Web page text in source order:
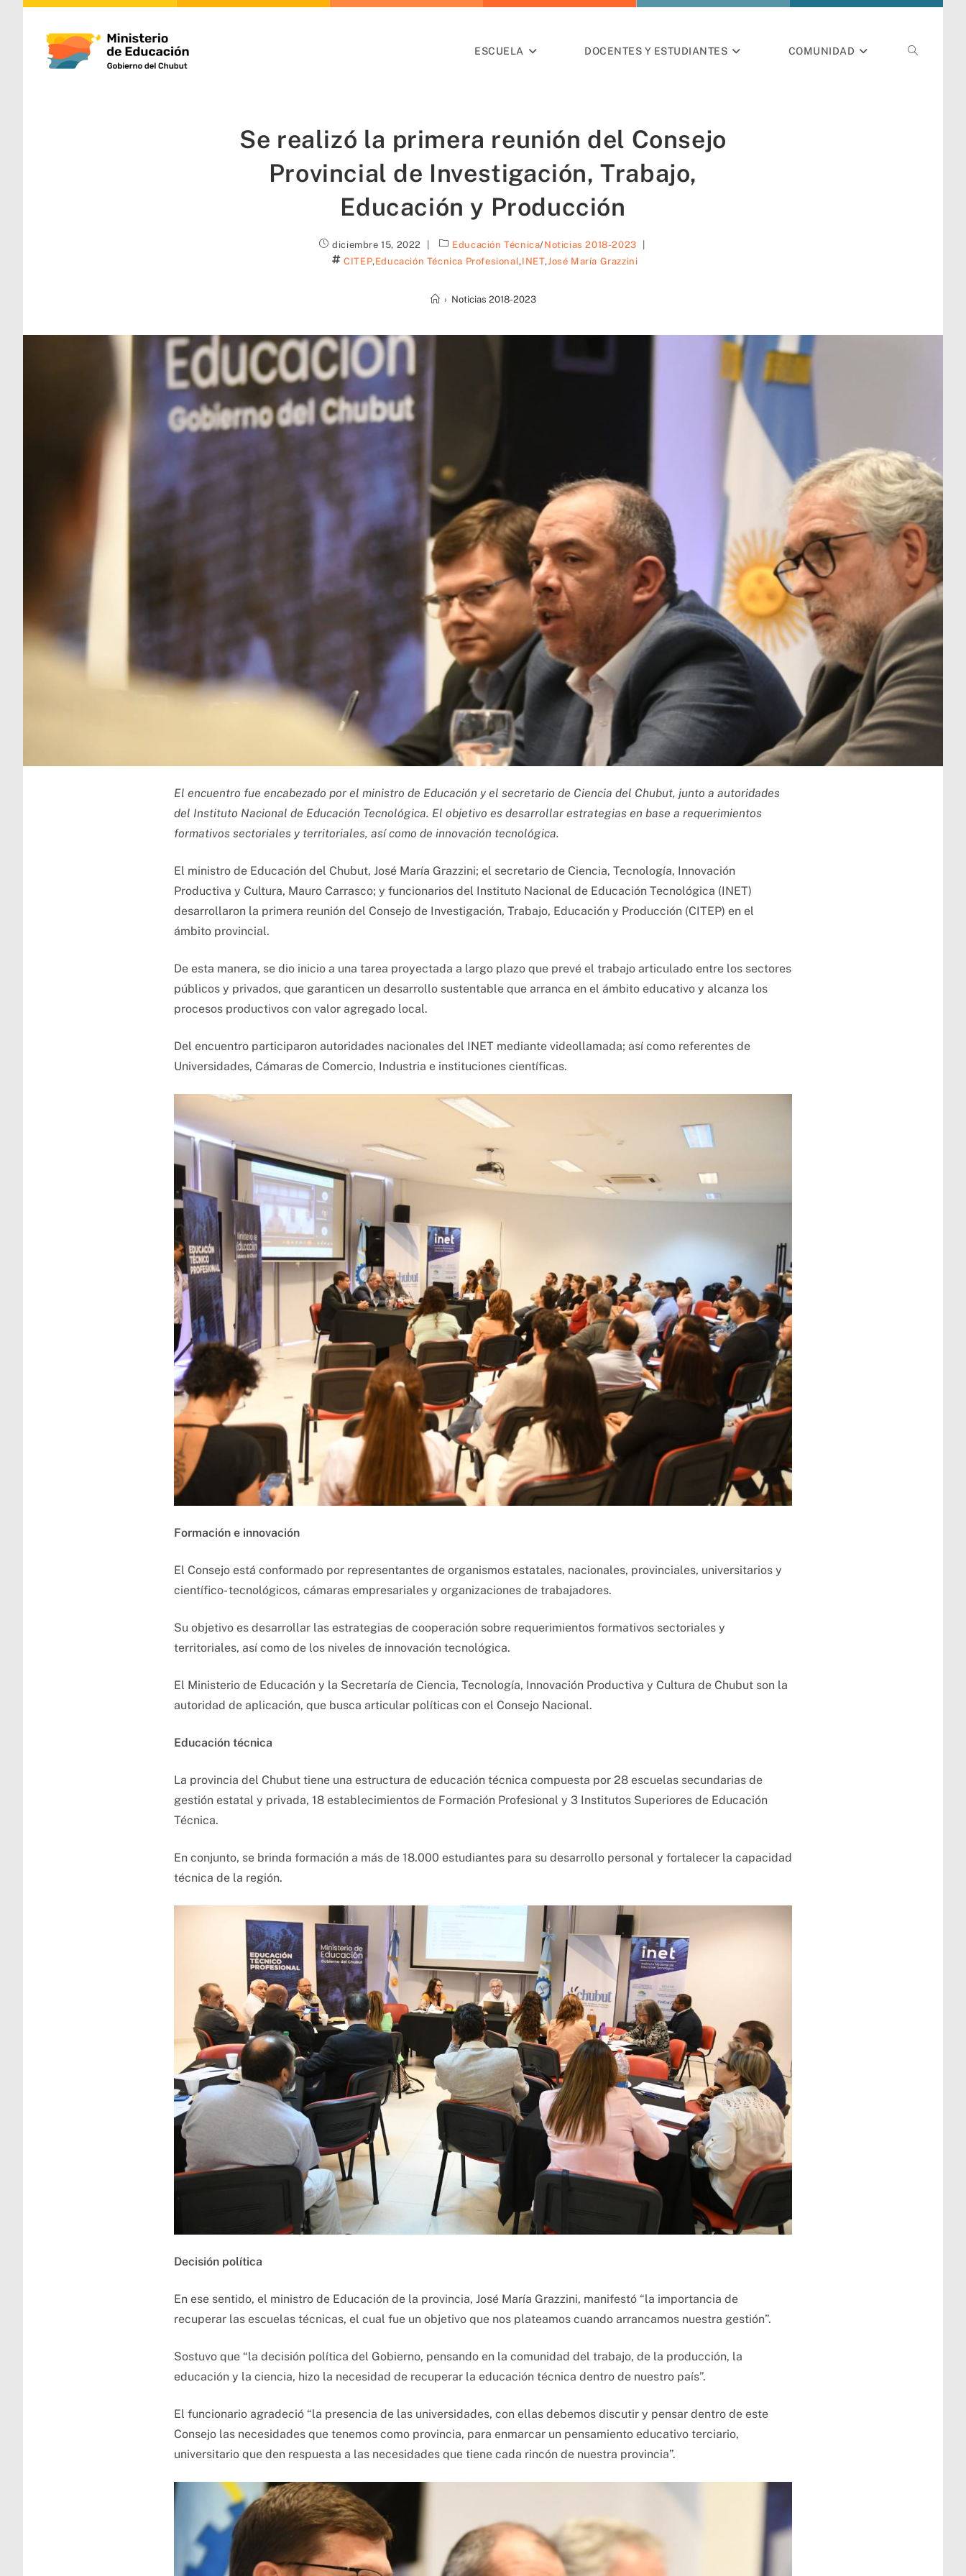
ESCUELA DOCENTES Y ESTUDIANTES COMUNIDAD
Se realizó la primera reunión del Consejo
Provincial de Investigación, Trabajo,
Educación y Producción
diciembre 15, 2022 Educación Técnica/ Noticias 2018-2023
CITEP,Educación Técnica Profesional,INET,José María Grazzini
› Noticias 2018-2023
El encuentro fue encabezado por el ministro de Educación y el secretario de Ciencia del Chubut, junto a autoridades
del Instituto Nacional de Educación Tecnológica. El objetivo es desarrollar estrategias en base a requerimientos
formativos sectoriales y territoriales, así como de innovación tecnológica.
El ministro de Educación del Chubut, José María Grazzini; el secretario de Ciencia, Tecnología, Innovación
Productiva y Cultura, Mauro Carrasco; y funcionarios del Instituto Nacional de Educación Tecnológica (INET)
desarrollaron la primera reunión del Consejo de Investigación, Trabajo, Educación y Producción (CITEP) en el
ámbito provincial.
De esta manera, se dio inicio a una tarea proyectada a largo plazo que prevé el trabajo articulado entre los sectores
públicos y privados, que garanticen un desarrollo sustentable que arranca en el ámbito educativo y alcanza los
procesos productivos con valor agregado local.
Del encuentro participaron autoridades nacionales del INET mediante videollamada; así como referentes de
Universidades, Cámaras de Comercio, Industria e instituciones científicas.
Formación e innovación
El Consejo está conformado por representantes de organismos estatales, nacionales, provinciales, universitarios y
científico- tecnológicos, cámaras empresariales y organizaciones de trabajadores.
Su objetivo es desarrollar las estrategias de cooperación sobre requerimientos formativos sectoriales y
territoriales, así como de los niveles de innovación tecnológica.
El Ministerio de Educación y la Secretaría de Ciencia, Tecnología, Innovación Productiva y Cultura de Chubut son la
autoridad de aplicación, que busca articular políticas con el Consejo Nacional.
Educación técnica
La provincia del Chubut tiene una estructura de educación técnica compuesta por 28 escuelas secundarias de
gestión estatal y privada, 18 establecimientos de Formación Profesional y 3 Institutos Superiores de Educación
Técnica.
En conjunto, se brinda formación a más de 18.000 estudiantes para su desarrollo personal y fortalecer la capacidad
técnica de la región.
Decisión política
En ese sentido, el ministro de Educación de la provincia, José María Grazzini, manifestó “la importancia de
recuperar las escuelas técnicas, el cual fue un objetivo que nos plateamos cuando arrancamos nuestra gestión”.
Sostuvo que “la decisión política del Gobierno, pensando en la comunidad del trabajo, de la producción, la
educación y la ciencia, hizo la necesidad de recuperar la educación técnica dentro de nuestro país”.
El funcionario agradeció “la presencia de las universidades, con ellas debemos discutir y pensar dentro de este
Consejo las necesidades que tenemos como provincia, para enmarcar un pensamiento educativo terciario,
universitario que den respuesta a las necesidades que tiene cada rincón de nuestra provincia”.